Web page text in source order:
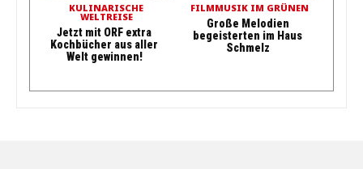
KULINARISCHE
WELTREISE
Jetzt mit ORF extra
Kochbücher aus aller
Welt gewinnen!
FILMMUSIK IM GRÜNEN
Große Melodien
begeisterten im Haus
Schmelz